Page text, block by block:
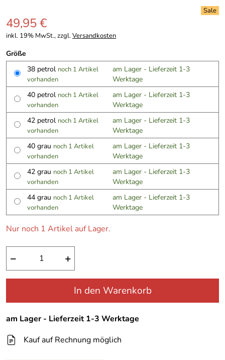
49,95 €
inkl. 19% MwSt., zzgl.Versandkosten
Größe
38 petrol noch 1 Artikel
vorhanden
am Lager - Lieferzeit 1-3
Werktage
40 petrol noch 1 Artikel
vorhanden
am Lager - Lieferzeit 1-3
Werktage
42 petrol noch 1 Artikel
vorhanden
am Lager - Lieferzeit 1-3
Werktage
40 grau noch 1 Artikel
vorhanden
am Lager - Lieferzeit 1-3
Werktage
42 grau noch 1 Artikel
vorhanden
am Lager - Lieferzeit 1-3
Werktage
44 grau noch 1 Artikel
vorhanden
am Lager - Lieferzeit 1-3
Werktage
Nur noch 1 Artikel auf Lager.
− +
In den Warenkorb
am Lager - Lieferzeit 1-3 Werktage
Kauf auf Rechnung möglich